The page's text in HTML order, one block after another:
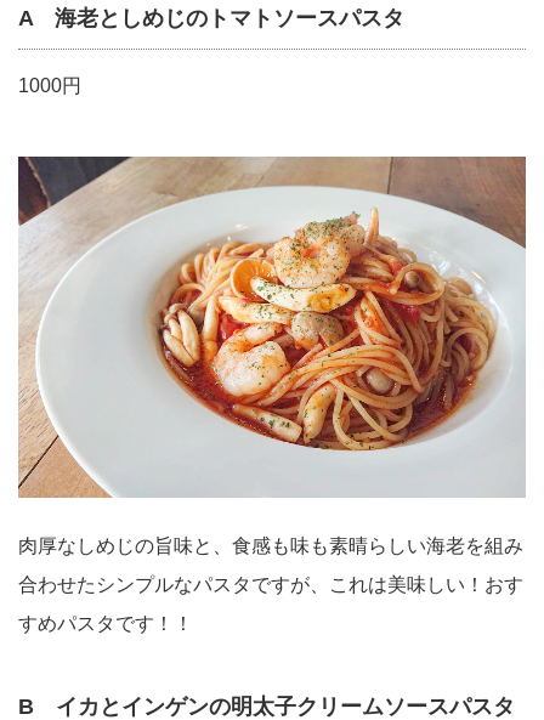
A 海老としめじのトマトソースパスタ
1000円
肉厚なしめじの旨味と、食感も味も素晴らしい海老を組み
合わせたシンプルなパスタですが、これは美味しい！おす
すめパスタです！！
B イカとインゲンの明太子クリームソースパスタ